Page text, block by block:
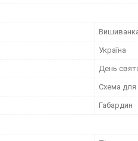
Україна
День
Схема
Габардин